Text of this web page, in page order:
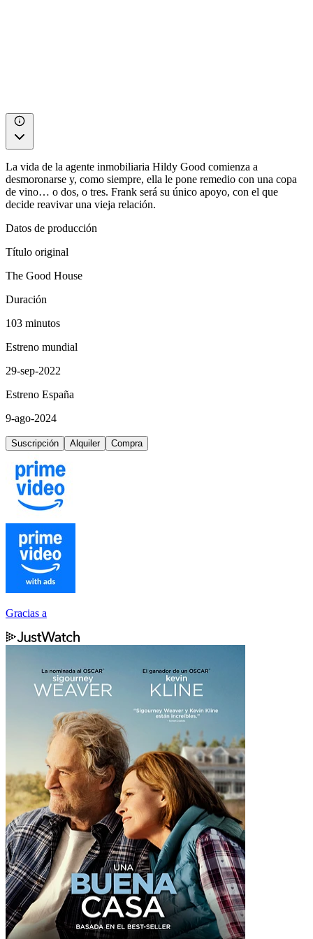
La vida de la agente inmobiliaria Hildy Good comienza a
desmoronarse y, como siempre, ella le pone remedio con una copa
de vino… o dos, o tres. Frank será su único apoyo, con el que
decide reavivar una vieja relación.
Datos de producción
Título original
The Good House
Duración
103 minutos
Estreno mundial
29-sep-2022
Estreno España
9-ago-2024
Suscripción Alquiler Compra
Gracias a